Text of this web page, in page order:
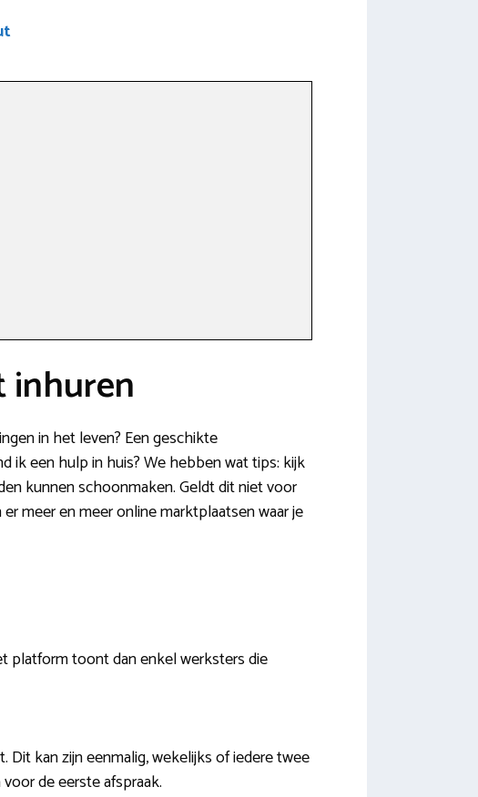
inhuren
in het leven? Een geschikte
ik een hulp in huis? We hebben wat tips: kijk
kunnen schoonmaken. Geldt dit niet voor
meer en meer online marktplaatsen waar je
platform toont dan enkel werksters die
kan zijn eenmalig, wekelijks of iedere twee
de eerste afspraak.